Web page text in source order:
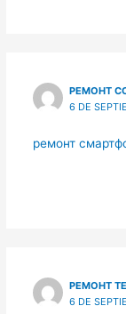
РЕМОНТ
6 DE
ремонт
РЕМОНТ
6 DE